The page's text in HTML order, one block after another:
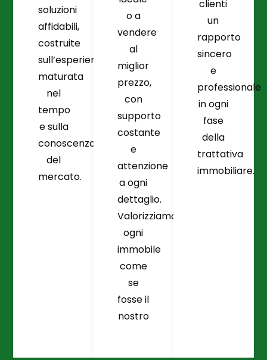
soluzioni
affidabili,
costruite
sull’esperienza
maturata
nel
tempo
e sulla
conoscenza
del
mercato.
o a
vendere
al
miglior
prezzo,
con
supporto
costante
e
attenzione
a ogni
dettaglio.
Valorizziamo
ogni
immobile
come
se
fosse il
nostro
clienti
un
rapporto
sincero
e
professionale
in ogni
fase
della
trattativa
immobiliare.